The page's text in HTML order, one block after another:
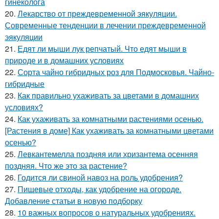
20. Лекарство от преждевременной эякуляции.
Современные тенденции в лечении преждевременной
эякуляции
21. Едят ли мыши лук репчатый. Что едят мыши в
природе и в домашних условиях
22. Сорта чайно гибридных роз для Подмосковья. Чайно-
гибридные
23. Как правильно ухаживать за цветами в домашних
условиях?
24. Как ухаживать за комнатными растениями осенью.
[Растения в доме] Как ухаживать за комнатными цветами
осенью?
25. Левкантемелла поздняя или хризантема осенняя
поздняя. Что же это за растение?
26. Годится ли свиной навоз на роль удобрения?
27. Пищевые отходы, как удобрение на огороде.
Добавление статьи в новую подборку
28. 10 важных вопросов о натуральных удобрениях.